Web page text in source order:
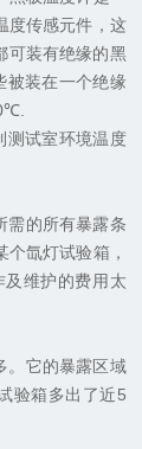
度传感元件，这
可装有绝缘的黑
被装在一个绝缘
℃
测试室环境温度
需的所有暴露条
氙灯试验箱，
维护的费用太
。它的暴露区域
验箱多出了近5